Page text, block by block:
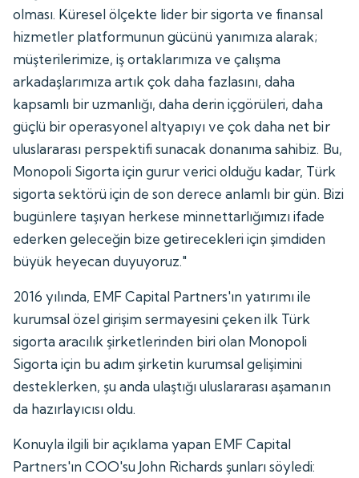
olması. Küresel ölçekte lider bir sigorta ve finansal
hizmetler platformunun gücünü yanımıza alarak;
müşterilerimize, iş ortaklarımıza ve çalışma
arkadaşlarımıza artık çok daha fazlasını, daha
kapsamlı bir uzmanlığı, daha derin içgörüleri, daha
güçlü bir operasyonel altyapıyı ve çok daha net bir
uluslararası perspektifi sunacak donanıma sahibiz. Bu,
Monopoli Sigorta için gurur verici olduğu kadar, Türk
sigorta sektörü için de son derece anlamlı bir gün. Bizi
bugünlere taşıyan herkese minnettarlığımızı ifade
ederken geleceğin bize getirecekleri için şimdiden
büyük heyecan duyuyoruz."
2016 yılında, EMF Capital Partners'ın yatırımı ile
kurumsal özel girişim sermayesini çeken ilk Türk
sigorta aracılık şirketlerinden biri olan Monopoli
Sigorta için bu adım şirketin kurumsal gelişimini
desteklerken, şu anda ulaştığı uluslararası aşamanın
da hazırlayıcısı oldu.
Konuyla ilgili bir açıklama yapan EMF Capital
Partners'ın COO'su John Richards şunları söyledi: